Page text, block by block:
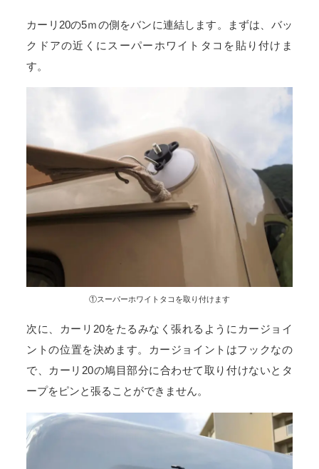
カーリ20の5ｍの側をバンに連結します。まずは、バッ
クドアの近くにスーパーホワイトタコを貼り付けま
す。
①スーパーホワイトタコを取り付けます
次に、カーリ20をたるみなく張れるようにカージョイ
ントの位置を決めます。カージョイントはフックなの
で、カーリ20の鳩目部分に合わせて取り付けないとタ
ープをピンと張ることができません。